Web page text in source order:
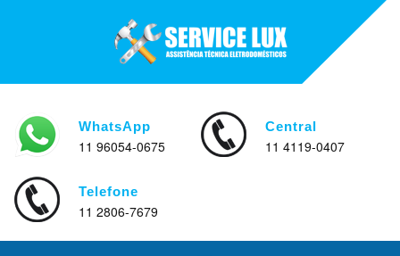
WhatsApp
11 96054-0675
Central
11 4119-0407
Telefone
11 2806-7679